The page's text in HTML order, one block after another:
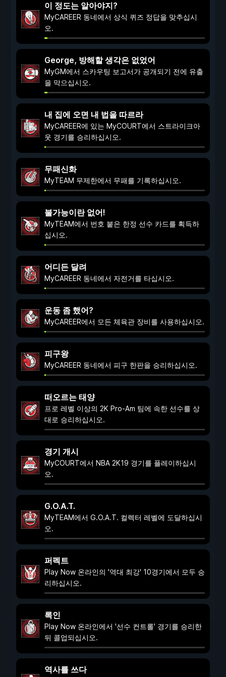
이 정도는 알아야지?
MyCAREER 동네에서 상식 퀴즈 정답을 맞추십시
오.
George, 방해할 생각은 없었어
MyGM에서 스카우팅 보고서가 공개되기 전에 유출
을 막으십시오.
내 집에 오면 내 법을 따르라
MyCAREER에 있는 MyCOURT에서 스트라이크아
웃 경기를 승리하십시오.
무패신화
MyTEAM 무제한에서 무패를 기록하십시오.
불가능이란 없어!
MyTEAM에서 번호 붙은 한정 선수 카드를 획득하
십시오.
어디든 달려
MyCAREER 동네에서 자전거를 타십시오.
운동 좀 했어?
MyCAREER에서 모든 체육관 장비를 사용하십시오.
피구왕
MyCAREER 동네에서 피구 한판을 승리하십시오.
떠오르는 태양
프로 레벨 이상의 2K Pro-Am 팀에 속한 선수를 상
대로 승리하십시오.
경기 개시
MyCOURT에서 NBA 2K19 경기를 플레이하십시
오.
G.O.A.T.
MyTEAM에서 G.O.A.T. 컬렉터 레벨에 도달하십시
오.
퍼펙트
Play Now 온라인의 '역대 최강' 10경기에서 모두 승
리하십시오.
록인
Play Now 온라인에서 '선수 컨트롤' 경기를 승리한
뒤 콜업되십시오.
역사를 쓰다